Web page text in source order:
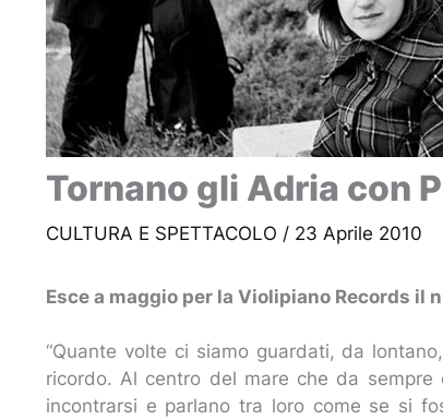
Tornano gli Adria con
CULTURA E SPETTACOLO / 23 Aprile 2010
Esce a maggio per la Violipiano Records il
“Quante volte ci siamo guardati, da
ricordo. Al centro del mare che da
incontrarsi e parlano tra loro come se si